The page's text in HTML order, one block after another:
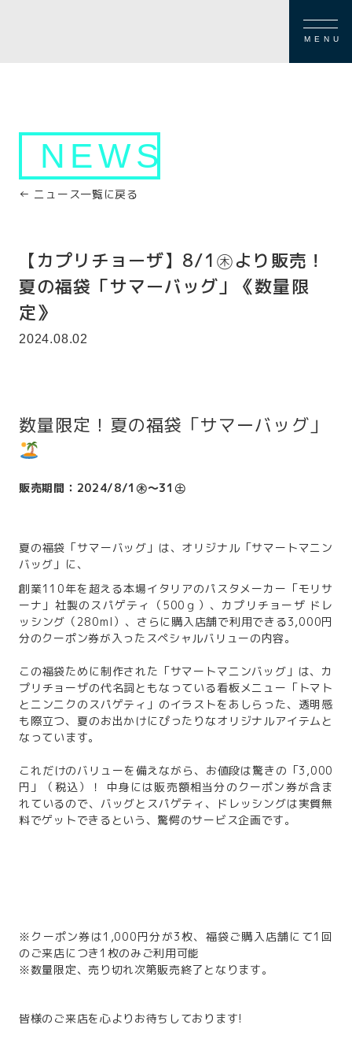
MENU
NEWS
← ニュース一覧に戻る
【カプリチョーザ】8/1㊍より販売！
夏の福袋「サマーバッグ」《数量限
定》
2024.08.02
数量限定！夏の福袋「サマーバッグ」
販売期間：2024/8/1㊍～31㊏
夏の福袋「サマーバッグ」は、オリジナル「サマートマニン
バッグ」に、
創業110年を超える本場イタリアのパスタメーカー「モリサ
ーナ」社製のスパゲティ（500ｇ）、カプリチョーザ ドレ
ッシング（280ml）、さらに購入店舗で利用できる3,000円
分のクーポン券が入ったスペシャルバリューの内容。
この福袋ために制作された「サマートマニンバッグ」は、カ
プリチョーザの代名詞ともなっている看板メニュー「トマト
とニンニクのスパゲティ」のイラストをあしらった、透明感
も際立つ、夏のお出かけにぴったりなオリジナルアイテムと
なっています。
これだけのバリューを備えながら、お値段は驚きの「3,000
円」（税込）！ 中身には販売額相当分のクーポン券が含ま
れているので、バッグとスパゲティ、ドレッシングは実質無
料でゲットできるという、驚愕のサービス企画です。
※クーポン券は1,000円分が3枚、福袋ご購入店舗にて1回
のご来店につき1枚のみご利用可能
※数量限定、売り切れ次第販売終了となります。
皆様のご来店を心よりお待ちしております!